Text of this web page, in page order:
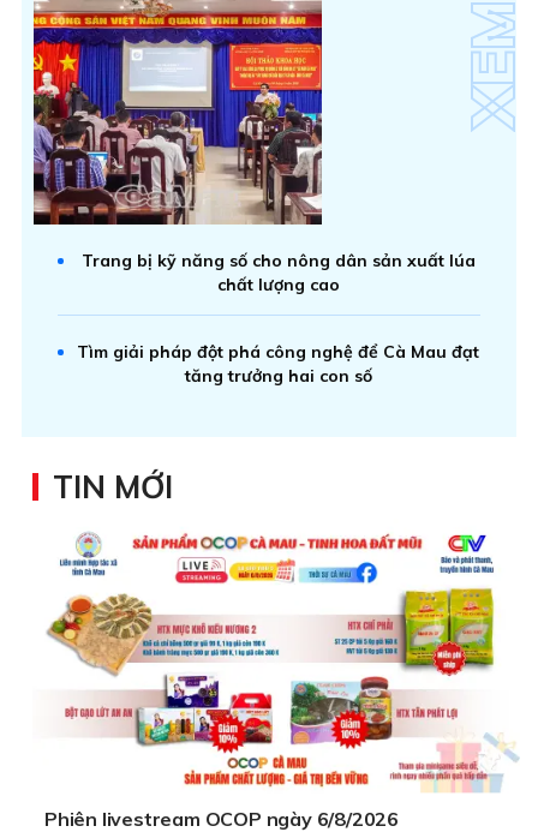
Trang bị kỹ năng số cho nông dân sản xuất lúa
chất lượng cao
Tìm giải pháp đột phá công nghệ để Cà Mau đạt
tăng trưởng hai con số
TIN MỚI
Phiên livestream OCOP ngày 6/8/2026